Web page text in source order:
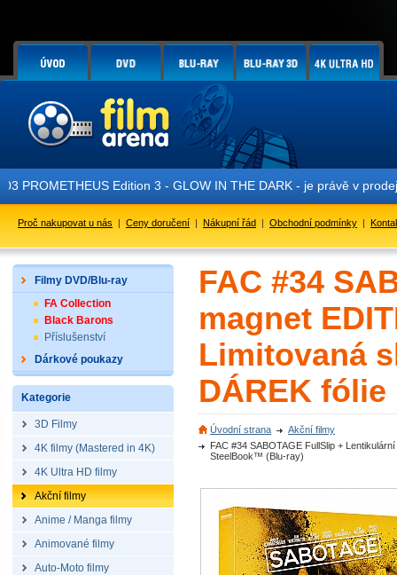
Edition 3 - GLOW IN THE DARK - je právě v prodeji!
Proč nakupovat u nás | Ceny doručení | Nákupní řád | Obchodní podmínky |
Filmy DVD/Blu-ray
FA Collection
Black Barons
Příslušenství
Dárkové poukazy
Kategorie
3D Filmy
4K filmy (Mastered in 4K)
4K Ultra HD filmy
Akční filmy
Anime / Manga filmy
Animované filmy
Auto-Moto filmy
FAC #34
magnet
Limitovaná
DÁREK
Úvodní strana
Akční filmy
FAC #34 SABOTAGE FullSlip +
SteelBook™ (Blu-ray)